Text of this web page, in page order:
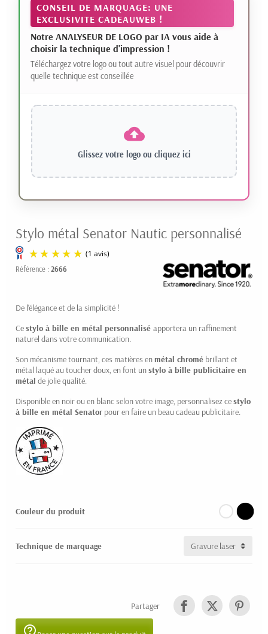
CONSEIL DE MARQUAGE: UNE
EXCLUSIVITE CADEAUWEB !
Notre ANALYSEUR DE LOGO par IA vous aide à
choisir la technique d'impression !
Téléchargez votre logo ou tout autre visuel pour découvrir
quelle technique est conseillée
Glissez votre logo ou cliquez ici
Stylo métal Senator Nautic personnalisé
(1 avis)
Référence : 2666
De l'élégance et de la simplicité !
Cestylo à bille en métal personnalisé apportera un raffinement
naturel dans votre communication.
Son mécanisme tournant, ces matières enmétal chromé brillant et
métal laqué au toucher doux, en font unstylo à bille publicitaire en
métal de jolie qualité.
Disponible en noir ou en blanc selon votre image, personnalisez cestylo
à bille en métal Senator pour en faire un beau cadeau publicitaire.
Couleur du produit
Technique de marquage
Partager
help_outline